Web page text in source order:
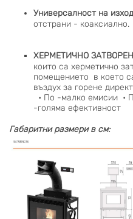
Универсалност на
отстрани - коаксиално.
ХЕРМЕТИЧНО
които са херметично
помещението в което
въздух за горене
• По -малко емисии •
-голяма ефективност
Габаритни размери в см: